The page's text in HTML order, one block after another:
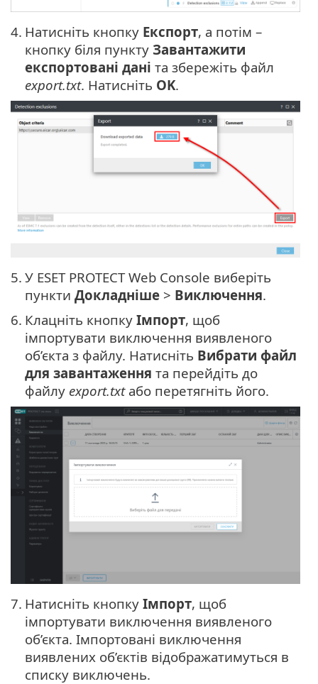
4. Натисніть кнопку Експорт, а потім –
кнопку біля пункту Завантажити
експортовані дані та збережіть файл
export.txt. Натисніть OK.
5. У ESET PROTECT Web Console виберіть
пункти Докладніше > Виключення.
6. Клацніть кнопку Імпорт, щоб
імпортувати виключення виявленого
об’єкта з файлу. Натисніть Вибрати файл
для завантаження та перейдіть до
файлу export.txtабо перетягніть його.
7. Натисніть кнопку Імпорт, щоб
імпортувати виключення виявленого
об’єкта. Імпортовані виключення
виявлених об’єктів відображатимуться в
списку виключень.